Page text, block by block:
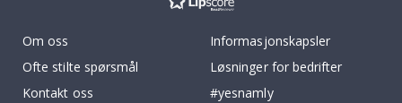
Om oss
Ofte stilte spørsmål
Kontakt oss
Informasjonskapsler
Løsninger for bedrifter
#yesnamly